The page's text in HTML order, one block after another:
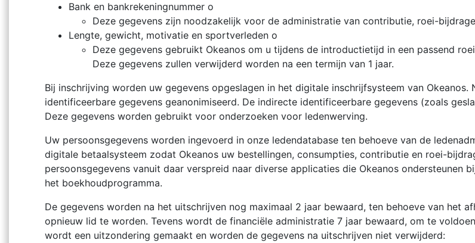
Bank en bankrekeningnummer o
Deze gegevens zijn noodzakelijk voor de administratie van contributie, roei-
Lengte, gewicht, motivatie en sportverleden o
Deze gegevens gebruikt Okeanos om u tijdens de introductietijd in een passend
Deze gegevens zullen verwijderd worden na een termijn van 1 jaar.
Bij inschrijving worden uw gegevens opgeslagen in het digitale inschrijfsysteem van
identificeerbare gegevens geanonimiseerd. De indirecte identificeerbare gegevens (zoals
Deze gegevens worden gebruikt voor onderzoeken voor ledenwerving.
Uw persoonsgegevens worden ingevoerd in onze ledendatabase ten behoeve van de
digitale betaalsysteem zodat Okeanos uw bestellingen, consumpties, contributie en roei-
persoonsgegevens vanuit daar verspreid naar diverse applicaties die Okeanos ondersteunen
het boekhoudprogramma.
De gegevens worden na het uitschrijven nog maximaal 2 jaar bewaard, ten behoeve van het
opnieuw lid te worden. Tevens wordt de financiële administratie 7 jaar bewaard, om te
wordt een uitzondering gemaakt en worden de gegevens na uitschrijven niet verwijderd: